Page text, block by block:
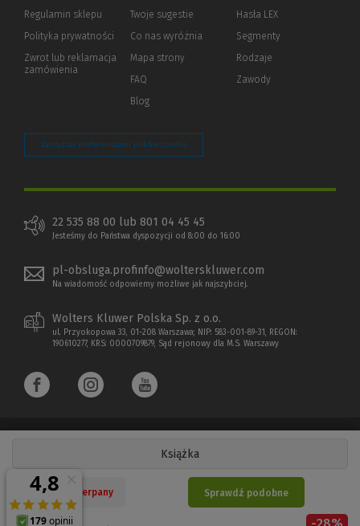
Książka
Nakład wyczerpany Sprawdź podobne
Regulamin sklepu
Polityka prywatności (Nowe
(Link
innej
Zwrot lub reklamacja
zamówienia
innej
strony)
Twoje sugestie
Co nas wyróżnia
Mapa strony
FAQ
Blog
Hasła LEX
Segmenty
Rodzaje
Zawody
Zarządzaj preferencjami plików cookie
22 535 88 00 lub 801 04 45 45
Jesteśmy do Państwa dyspozycji od 8:00 do 16:00
pl-obsluga.profinfo@wolterskluwer.com
Na wiadomość odpowiemy możliwe jak najszybciej.
Wolters Kluwer Polska Sp. z o.o.
ul. Przyokopowa 33, 01-208 Warszawa; NIP: 583-001-89-31, REGON:
190610277, KRS: 0000709879, Sąd rejonowy dla M.S. Warszawy
Copyright 1997 - 2026 Wolters Kluwer Polska Sp. z o.o.
Płatności elektroniczne